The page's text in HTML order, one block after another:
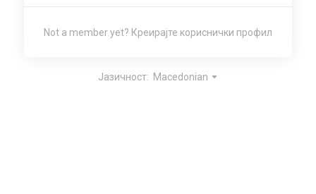
Not a member yet? Креирајте кориснички профил
Јазичност: Macedonian